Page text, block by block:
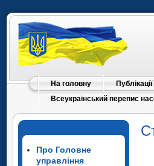
На головну Публікації
Всеукраїнський перепис
Про Головне
управління